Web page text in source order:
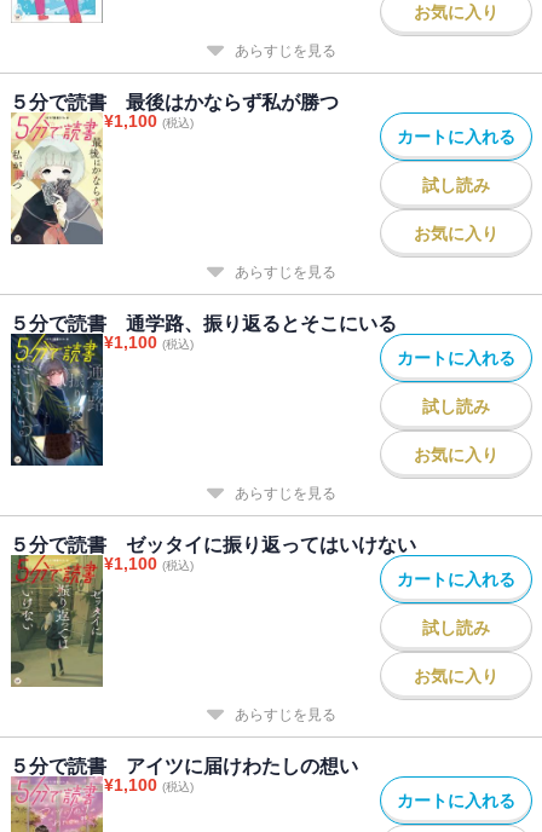
お気に入り
あらすじを見る
５分で読書 最後はかならず私が勝つ
¥1,100 (税込)
カートに入れる
試し読み
お気に入り
あらすじを見る
５分で読書 通学路、振り返るとそこにいる
¥1,100 (税込)
カートに入れる
試し読み
お気に入り
あらすじを見る
５分で読書 ゼッタイに振り返ってはいけない
¥1,100 (税込)
カートに入れる
試し読み
お気に入り
あらすじを見る
５分で読書 アイツに届けわたしの想い
¥1,100 (税込)
カートに入れる